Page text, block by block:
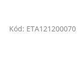
Kód: ETA121200070